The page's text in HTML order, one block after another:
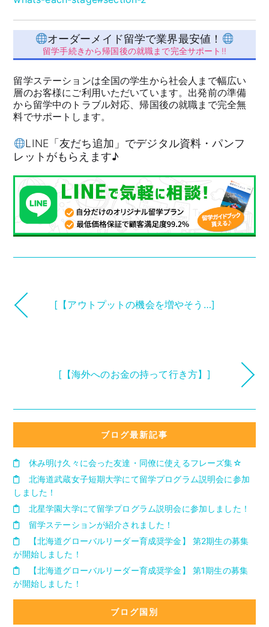
オーダーメイド留学で業界最安値！
留学手続きから帰国後の就職まで完全サポート!!
留学ステーションは全国の学生から社会人まで幅広い
層のお客様にご利用いただいています。出発前の準備
から留学中のトラブル対応、帰国後の就職まで完全無
料でサポートします。
LINE「友だち追加」でデジタル資料・パンフ
レットがもらえます♪
[【アウトプットの機会を増やそう…]
[【海外へのお金の持って行き方】]
ブログ最新記事
休み明け久々に会った友達・同僚に使えるフレーズ集☆
北海道武蔵女子短期大学にて留学プログラム説明会に参加
しました！
北星学園大学にて留学プログラム説明会に参加しました！
留学ステーションが紹介されました！
【北海道グローバルリーダー育成奨学金】 第2期生の募集
が開始しました！
【北海道グローバルリーダー育成奨学金】 第1期生の募集
が開始しました！
ブログ国別